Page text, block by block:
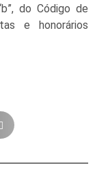
do Código de
e honorários